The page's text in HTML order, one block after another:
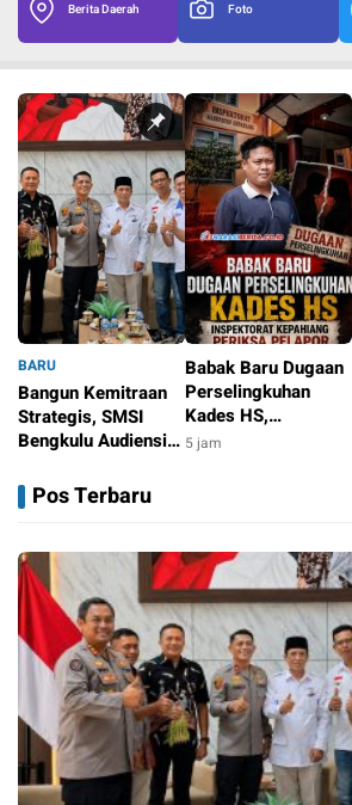
Berita Daerah Foto
BARU
Bangun Kemitraan
Strategis, SMSI
Bengkulu Audiensi
Bengkulu
Babak Baru Dugaan
Perselingkuhan
Kades HS,
Inspektorat
5 jam
Pos Terbaru